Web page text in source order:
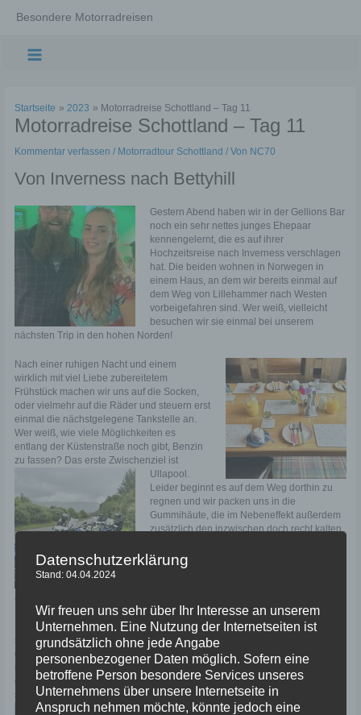
InhaltBesondere Motorradreisen
Main
Startseite 2023 Motorradreise Schottland – Tag 11
Motorradreise Schottland – Tag 11
Kommentar verfassen / Motorradtour Schottland / Von NC70
Von Inverness nach Bettyhill
Gestern Abend haben wir in der Gellions Bar
noch ein sehr nettes junges Ehepaar
kennengelernt, die es auf ihrer
Hochzeitsreise nach Inverness verschlagen
hat. Die beiden wohnen in Norwegen in
einem Haus, an dem wir bereits einmal auf
dem Weg von Lillehammer nach Westen
vorbeigefahren sind. Wer weiß, vielleicht
besuchen wir sie einmal bei unserem
nächsten Trip in den hohen Norden!
Nach einer ruhigen Nacht und einem
wirklich mit viel Liebe zubereitetem
Frühstück machen wir uns auf die Socken,
oder vielmehr auf die Räder und steuern erst
einmal die nächstgelegene Tankstelle an.
Wer weiß, wie viele Möglichkeiten es
entlang der Küstenstraße noch gibt, Benzin
zu fassen? Das erste Zwischenziel ist
Ullapool.
Leider beginnt es auf dem Weg dorthin zu
regnen und wir packen uns in die
Gummihäute, die im Nebeneffekt außerdem
zusätzlich den inzwischen doch recht kalten
nämlich im Regen auf immerhin recht kühle
10° C gefallen. Das allein ist noch nicht
aber frieren muss ja auch nicht sein!
Nachdem ja immer, oder zumindest meistens, der Weg das eigentlich Ziel
sein sollte, beschließen wir kurz nach Ullapool, von der sorgfältig (!)
geplanten Route ausnahmsweise komplett abzuweichen. Alternativ zu
unserer Planung gibt es auch eine single track road an der Westküste
entlang, die zwar um etliche Kilometer länger, dafür wesentlich
spektakulärer ist, als die ursprüngliche Strecke . Entlang der Straße finden
sich dann auch Stellen, die uns spontan zum
Datenschutzerklärung
Stand: 04.04.2024
Wir freuen uns sehr über Ihr Interesse an unserem
Unternehmen. Eine Nutzung der Internetseiten ist
grundsätzlich ohne jede Angabe
personenbezogener Daten möglich. Sofern eine
betroffene Person besondere Services unseres
Unternehmens über unsere Internetseite in
Anspruch nehmen möchte, könnte jedoch eine